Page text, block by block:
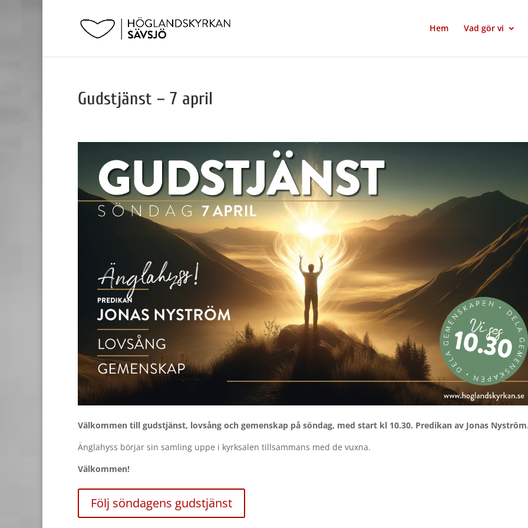
Hem Vad gör vi
Gudstjänst – 7 april
Välkommen till gudstjänst, lovsång och gemenskap på söndag, med start kl 10.30. Predikan av Jonas
Änglahyss börjar sin samling uppe i kyrksalen tillsammans med de vuxna.
Välkommen!
Följ söndagens gudstjänst